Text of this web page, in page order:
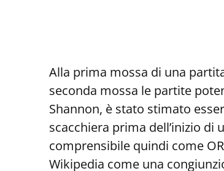
Alla prima mossa di una
seconda mossa le partite
Shannon, è stato stimato
scacchiera prima dell’inizio
comprensibile quindi come
Wikipedia come una